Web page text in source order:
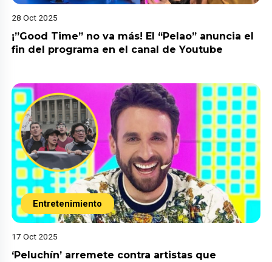
28 Oct 2025
¡”Good Time” no va más! El “Pelao” anuncia el
fin del programa en el canal de Youtube
Entretenimiento
17 Oct 2025
‘Peluchín’ arremete contra artistas que